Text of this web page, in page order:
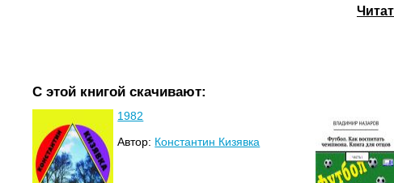
С этой книгой скачивают:
1982
Автор: Константин Кизявка